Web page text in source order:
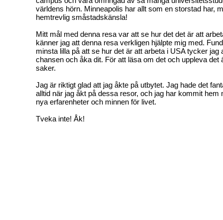
världens hörn. Minneapolis har allt som en storstad har,
hemtrevlig småstadskänsla!
Mitt mål med denna resa var att se hur det det är att
känner jag att denna resa verkligen hjälpte mig med.
minsta lilla på att se hur det är att arbeta i USA tycker jag
chansen och åka dit. För att läsa om det och uppleva det
saker.
Jag är riktigt glad att jag åkte på utbytet. Jag hade det
alltid när jag åkt på dessa resor, och jag har kommit hem
nya erfarenheter och minnen för livet.
Tveka inte! Åk!